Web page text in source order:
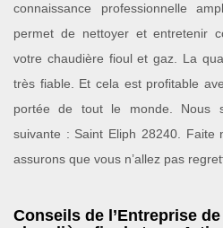
connaissance professionnelle
permet de nettoyer et entretenir
votre chaudière fioul et gaz. La
très fiable. Et cela est profitable
portée de tout le monde. Nous
suivante : Saint Eliph 28240. Faite
assurons que vous n’allez pas
Conseils de l’Entreprise